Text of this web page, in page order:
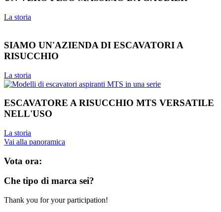
La storia
SIAMO UN'AZIENDA DI ESCAVATORI A
RISUCCHIO
La storia
ESCAVATORE A RISUCCHIO MTS VERSATILE
NELL'USO
La storia
Vai alla panoramica
Vota ora:
Che tipo di marca sei?
Thank you for your participation!